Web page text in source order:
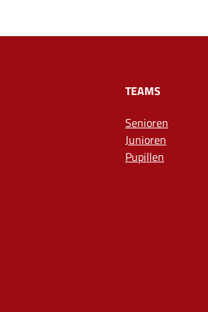
TEAMS
Senioren
Junioren
Pupillen